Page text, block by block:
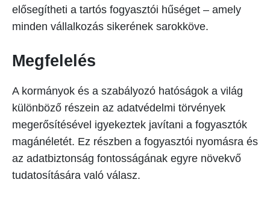
elősegítheti a tartós fogyasztói hűséget – amely
minden vállalkozás sikerének sarokköve.
Megfelelés
A kormányok és a szabályozó hatóságok a világ
különböző részein az adatvédelmi törvények
megerősítésével igyekeztek javítani a fogyasztók
magánéletét. Ez részben a fogyasztói nyomásra és
az adatbiztonság fontosságának egyre növekvő
tudatosítására való válasz.